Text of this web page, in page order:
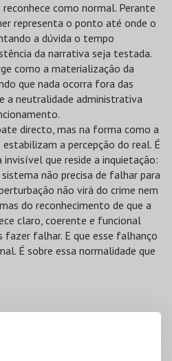
como normal. Perante
representa o ponto até onde o
a dúvida o tempo
da narrativa seja testada.
como a materialização da
que nada ocorra fora das
a neutralidade administrativa
directo, mas na forma como a
a percepção do real. É
que reside a inquietação:
não precisa de falhar para
não virá do crime nem
do reconhecimento de que a
claro, coerente e funcional
fazer falhar. E que esse falhanço
É sobre essa normalidade que